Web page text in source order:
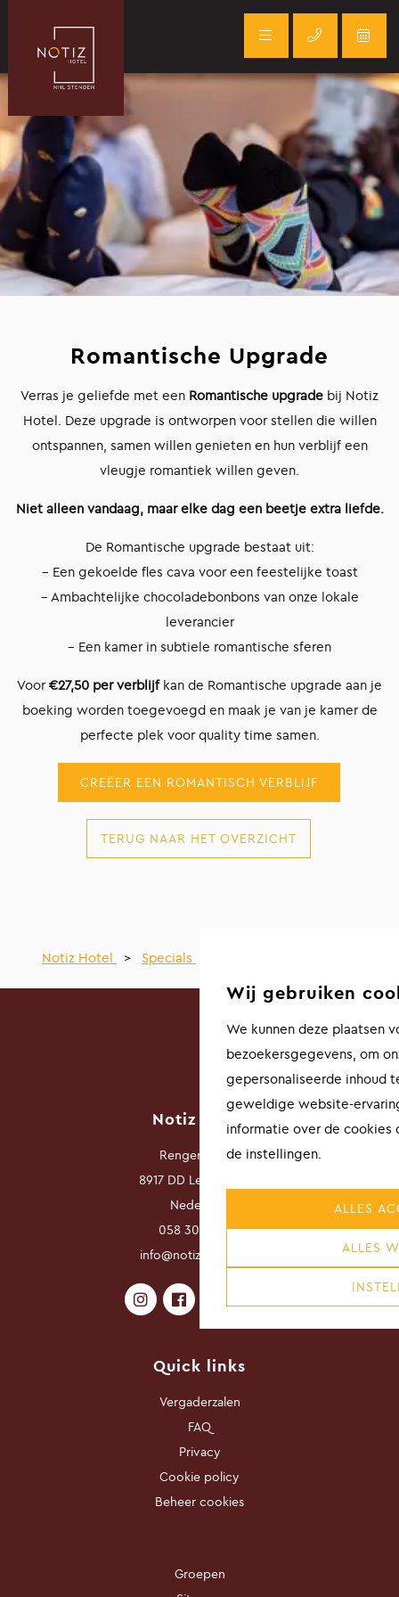
Romantische Upgrade
Verras je geliefde met een Romantische upgrade bij Notiz
Hotel. Deze upgrade is ontworpen voor stellen die willen
ontspannen, samen willen genieten en hun verblijf een
vleugje romantiek willen geven.
Niet alleen vandaag, maar elke dag een beetje extra liefde.
De Romantische upgrade bestaat uit:
– Een gekoelde fles cava voor een feestelijke toast
– Ambachtelijke chocoladebonbons van onze lokale
leverancier
– Een kamer in subtiele romantische sferen
Voor€27,50 per verblijfkan de Romantische upgrade aan je
boeking worden toegevoegd en maak je van je kamer de
perfecte plek voor quality time samen.
CREËER EEN ROMANTISCH VERBLIJF
TERUG NAAR HET OVERZICHT
Notiz Hotel > Specials
Notiz Hotel
Rengerslaan 8
8917 DD Leeuwarden
Nederland
058 3030 800
info@notizhotel.com
Quick links
Vergaderzalen
FAQ
Privacy
Cookie policy
Beheer cookies
Groepen
Wij gebruiken
We kunnen deze plaatsen
bezoekersgegevens, om
gepersonaliseerde inhoud
geweldige website-
informatie over de
de instellingen.
ALLES
ALLES